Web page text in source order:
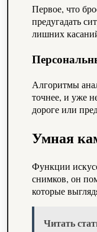
Первое, что
предугадать
лишних
Алгоритмы
точнее, и уже
дороге или
Умная
Функции
снимков, он
которые
Читать